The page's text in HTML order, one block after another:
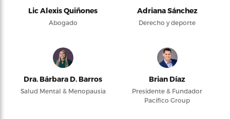
Lic Alexis Quiñones
Abogado
Adriana Sánchez
Derecho y deporte
Dra. Bárbara D. Barros
Salud Mental & Menopausia
Brian Díaz
Presidente & Fundador
Pacifico Group